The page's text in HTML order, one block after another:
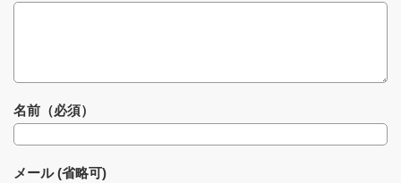
名前（必須）
メール (省略可)